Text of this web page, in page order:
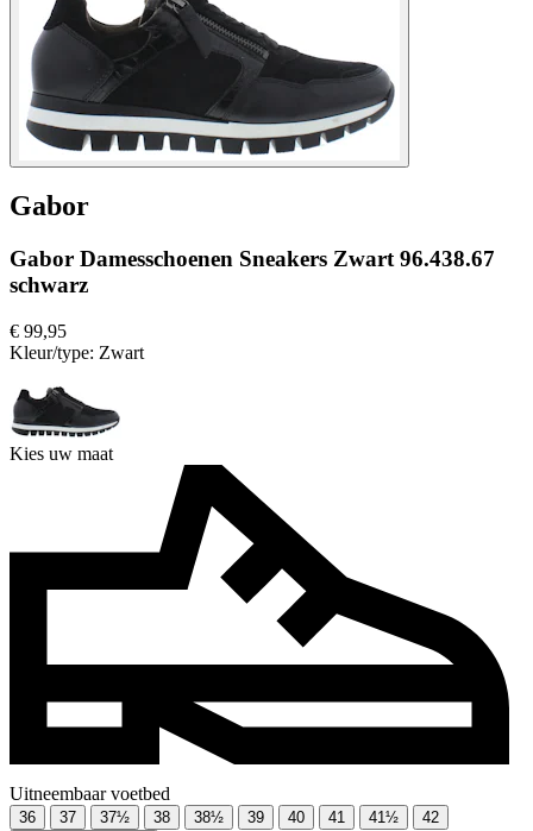
Gabor
Gabor Damesschoenen Sneakers Zwart 96.438.67
schwarz
€ 99,95
Kleur/type: Zwart
Kies uw maat
Uitneembaar voetbed
36 37 37½ 38 38½ 39 40 41 41½ 42